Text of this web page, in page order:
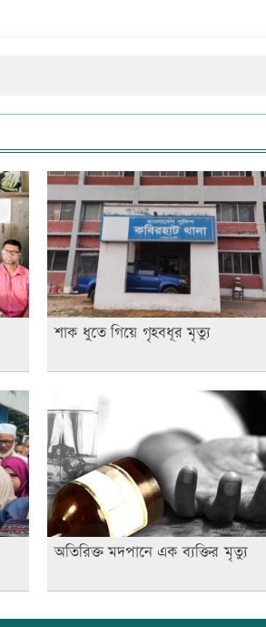
শাক ধুতে গিয়ে গৃহবধূর মৃত্যু
অতিরিক্ত মদপানে এক ব্যক্তির মৃত্যু